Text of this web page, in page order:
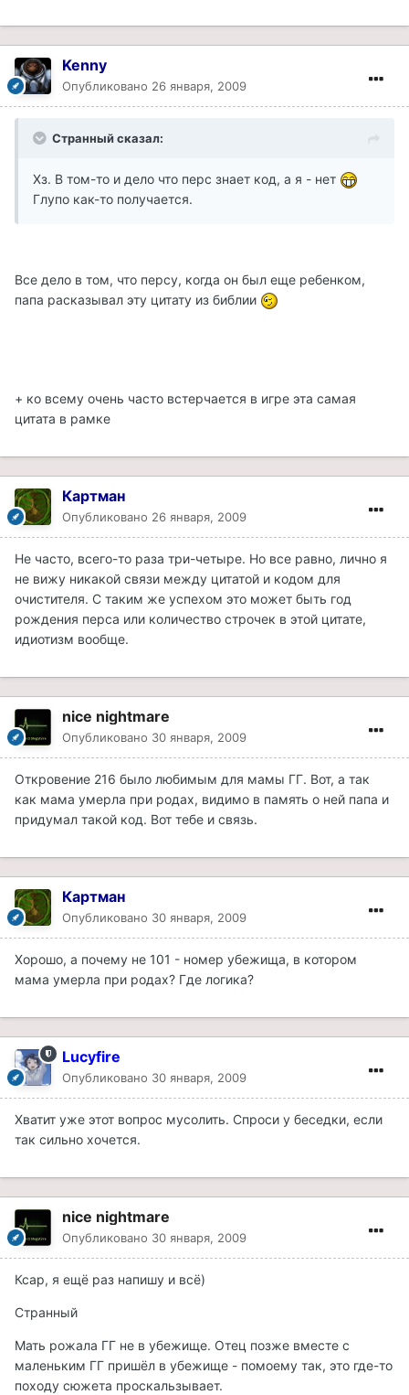
Kenny
Опубликовано 26 января, 2009
Странный сказал:
Хз. В том-то и дело что перс знает код, а я - нет
Глупо как-то получается.
Все дело в том, что персу, когда он был еще ребенком,
папа расказывал эту цитату из библии
+ ко всему очень часто встерчается в игре эта самая
цитата в рамке
Картман
Опубликовано 26 января, 2009
Не часто, всего-то раза три-четыре. Но все равно, лично я
не вижу никакой связи между цитатой и кодом для
очистителя. С таким же успехом это может быть год
рождения перса или количество строчек в этой цитате,
идиотизм вообще.
nice nightmare
Опубликовано 30 января, 2009
Откровение 216 было любимым для мамы ГГ. Вот, а так
как мама умерла при родах, видимо в память о ней папа и
придумал такой код. Вот тебе и связь.
Картман
Опубликовано 30 января, 2009
Хорошо, а почему не 101 - номер убежища, в котором
мама умерла при родах? Где логика?
Lucyfire
Опубликовано 30 января, 2009
Хватит уже этот вопрос мусолить. Спроси у беседки, если
так сильно хочется.
nice nightmare
Опубликовано 30 января, 2009
Ксар, я ещё раз напишу и всё)
Странный
Мать рожала ГГ не в убежище. Отец позже вместе с
маленьким ГГ пришёл в убежище - помоему так, это где-то
походу сюжета проскальзывает.